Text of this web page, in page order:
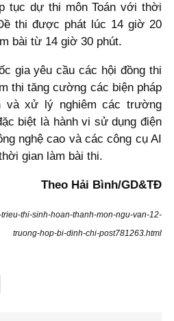
tục dự thi môn Toán với thời
thi được phát lúc 14 giờ 20
bài từ 14 giờ 30 phút.
gia yêu cầu các hội đồng thi
thi tăng cường các biện pháp
và xử lý nghiêm các trường
biệt là hành vi sử dụng điện
nghệ cao và các công cụ AI
gian làm bài thi.
Theo Hải Bình/GD&TĐ
thi-sinh-hoan-thanh-mon-ngu-van-12-
truong-hop-bi-dinh-chi-post781263.html